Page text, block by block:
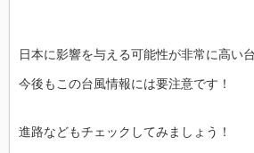
日本に影響を与える可能性が非常に高い台
今後もこの台風情報には要注意です！
進路などもチェックしてみましょう！